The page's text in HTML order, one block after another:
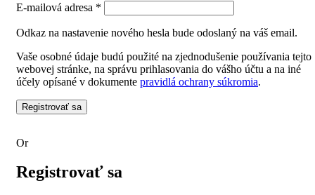
E-mailová adresa *
Odkaz na nastavenie nového hesla bude odoslaný na váš email.
Vaše osobné údaje budú použité na zjednodušenie používania tejto
webovej stránke, na správu prihlasovania do vášho účtu a na iné
účely opísané v dokumente pravidlá ochrany súkromia.
Registrovať sa
Or
Registrovať sa